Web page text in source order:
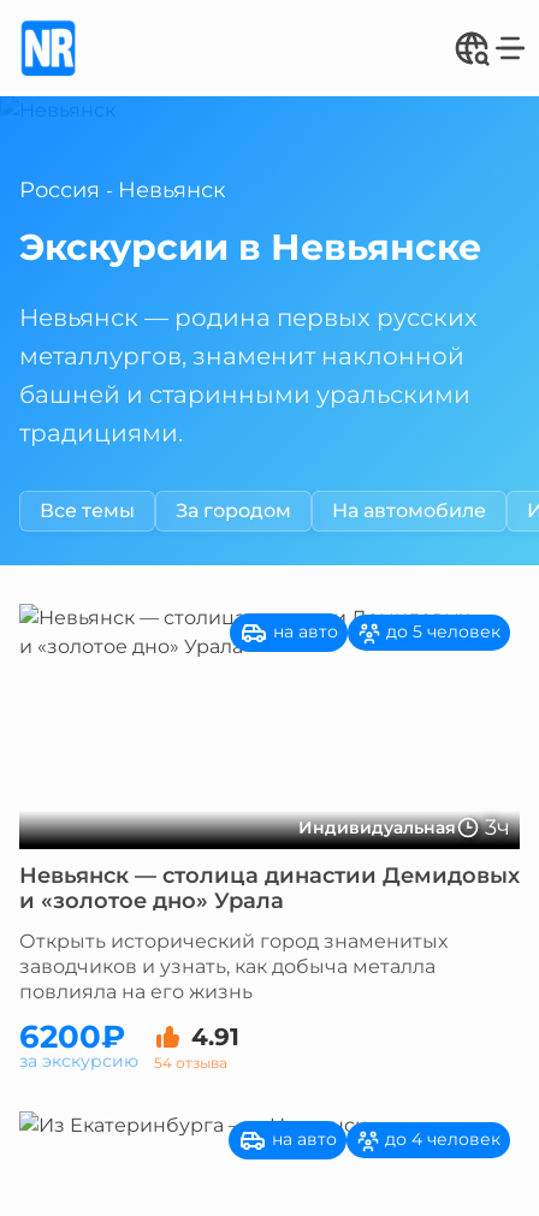
Россия - Невьянск
Экскурсии в Невьянске
Невьянск — родина первых русских
металлургов, знаменит наклонной
башней и старинными уральскими
традициями.
Все темы За городом На автомобиле
Индивидуальная 3ч
на авто до 5 человек
Невьянск — столица династии Демидовых
и «золотое дно» Урала
Открыть исторический город знаменитых
заводчиков и узнать, как добыча металла
повлияла на его жизнь
6200₽ 4.91
54 отзыва
за экскурсию
на авто до 4 человек